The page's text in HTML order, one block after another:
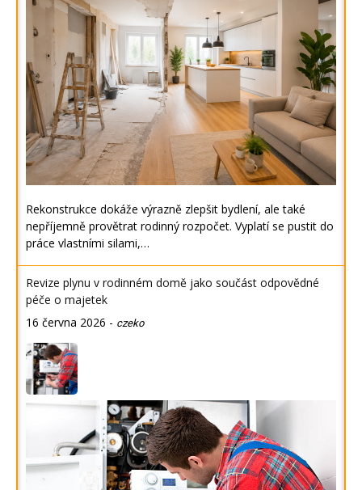
Rekonstrukce dokáže výrazně zlepšit bydlení, ale také
nepříjemně provětrat rodinný rozpočet. Vyplatí se pustit do
práce vlastními silami,…
Revize plynu v rodinném domě jako součást odpovědné
péče o majetek
16 června 2026 - czeko